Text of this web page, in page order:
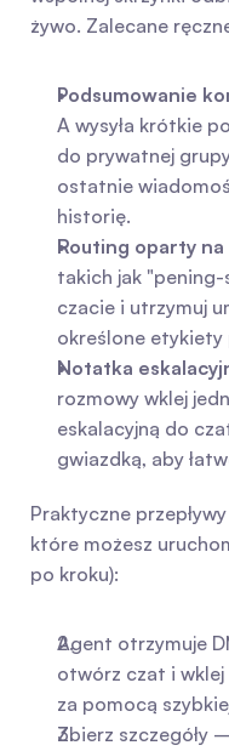
żywo. Zalecane
Podsumowanie
A wysyła krótkie
do prywatnej
ostatnie
historię.
Routing oparty
takich jak
czacie i utrzymuj
określone
Notatka
rozmowy wklej
eskalacyjną do
gwiazdką, aby
Praktyczne
które możesz
po kroku):
Agent otrzymuje
otwórz czat i
za pomocą
Zbierz szczegóły